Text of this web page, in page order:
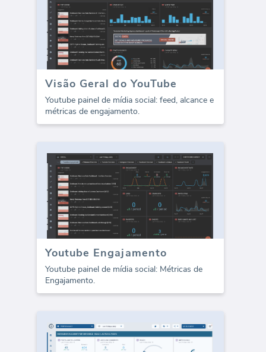
Visão Geral do YouTube
Youtube painel de mídia social: feed, alcance e
métricas de engajamento.
Youtube Engajamento
Youtube painel de mídia social: Métricas de
Engajamento.